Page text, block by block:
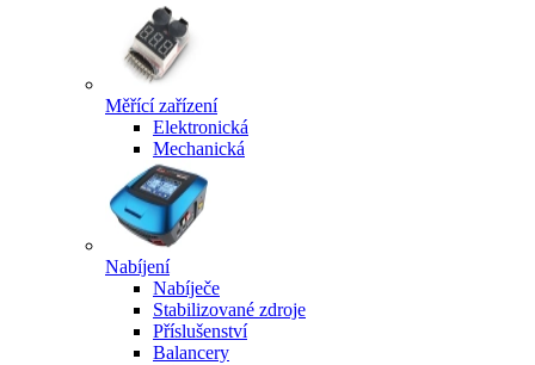
Měřící zařízení
Elektronická
Mechanická
Nabíjení
Nabíječe
Stabilizované zdroje
Příslušenství
Balancery